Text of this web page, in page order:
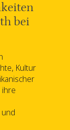
bei
Kultur
ihre